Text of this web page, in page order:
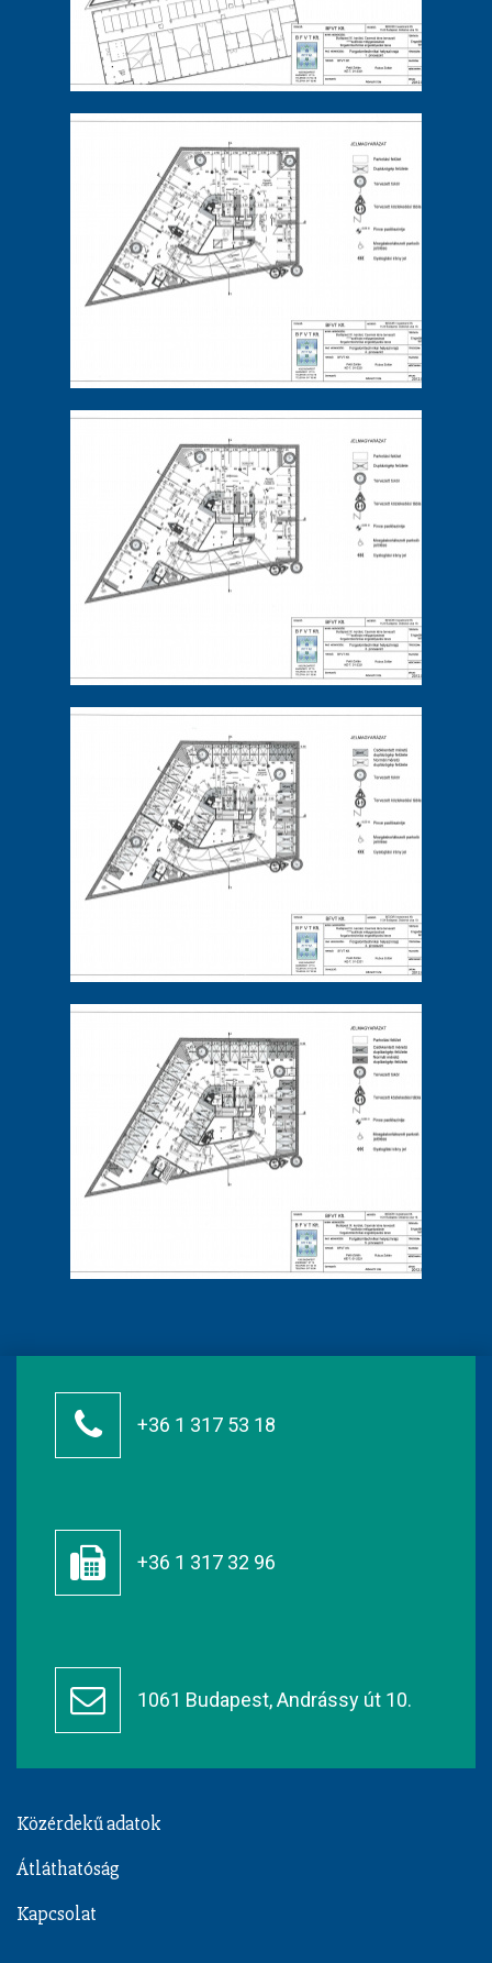
+36 1 317 53 18
+36 1 317 32 96
1061 Budapest, Andrássy út 10.
Közérdekű adatok
Átláthatóság
Kapcsolat